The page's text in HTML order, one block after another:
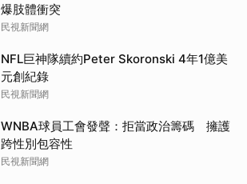
爆肢體衝突
民視新聞網
NFL巨神隊續約Peter Skoronski 4年1億美
元創紀錄
民視新聞網
WNBA球員工會發聲：拒當政治籌碼 擁護
跨性別包容性
民視新聞網